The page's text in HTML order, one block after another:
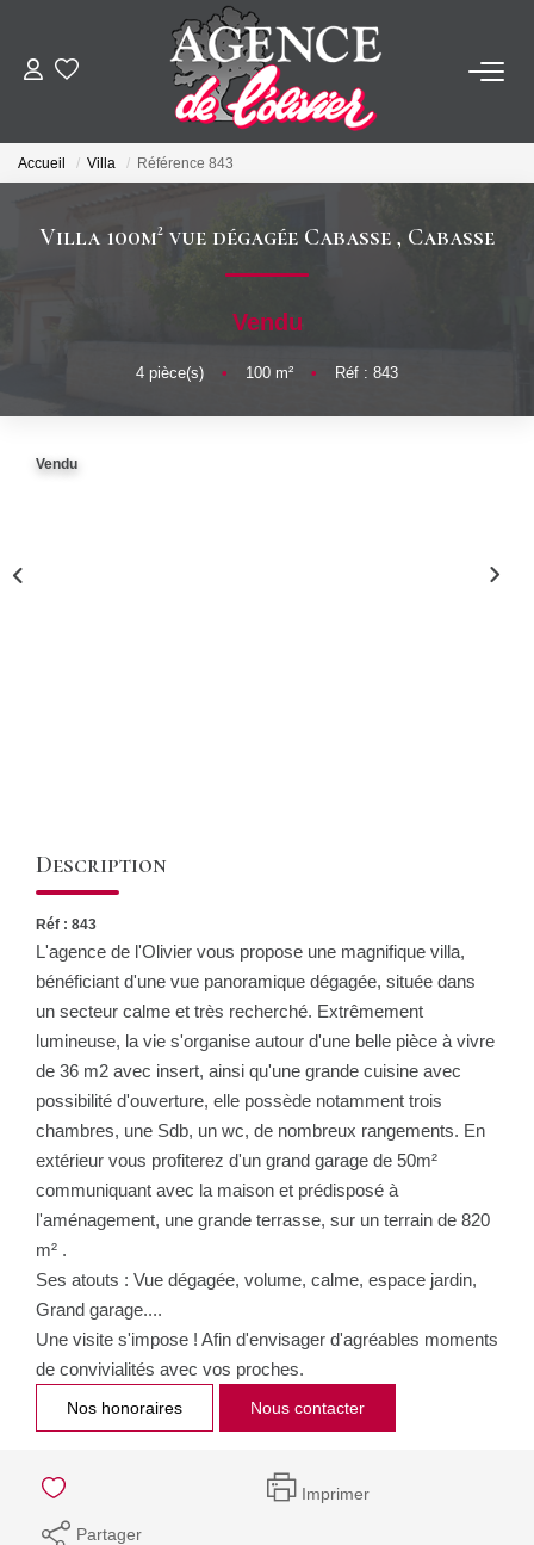
ACHETER
FAIRE GÉRER
Accueil Villa Référence 843
Villa 100m² vue dégagée Cabasse , Cabasse
Vendu
4 pièce(s) • 100 m² • Réf : 843
Vendu
Description
Réf : 843
L'agence de l'Olivier vous propose une magnifique villa,
bénéficiant d'une vue panoramique dégagée, située dans
un secteur calme et très recherché. Extrêmement
lumineuse, la vie s'organise autour d'une belle pièce à vivre
de 36 m2 avec insert, ainsi qu'une grande cuisine avec
possibilité d'ouverture, elle possède notamment trois
chambres, une Sdb, un wc, de nombreux rangements. En
extérieur vous profiterez d'un grand garage de 50m²
communiquant avec la maison et prédisposé à
l'aménagement, une grande terrasse, sur un terrain de 820
m² .
Ses atouts : Vue dégagée, volume, calme, espace jardin,
Grand garage....
Une visite s'impose ! Afin d'envisager d'agréables moments
de convivialités avec vos proches.
Nos honoraires Nous contacter
Imprimer
Partager